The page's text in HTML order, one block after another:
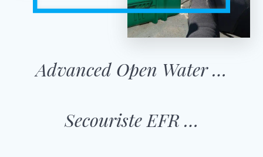
Advanced Open Water …
Secouriste EFR …